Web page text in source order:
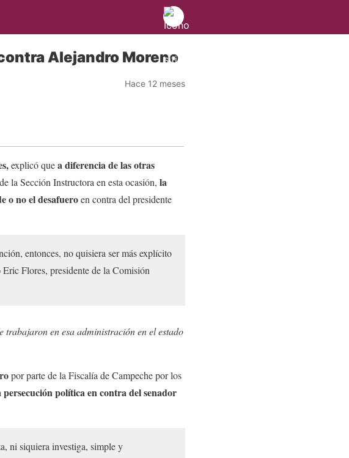
Alejandro Moreno
Hace 12 meses
explicó quea diferencia de las otras
la Sección Instructora en esta ocasión, la
o no el desafueroen contra del presidente
entonces, no quisiera ser más explícito
Flores, presidente de la Comisión
trabajaron en esa administración en el estado
por parte de la Fiscalía de Campeche por los
persecución política en contra del senador
ni siquiera investiga, simple y